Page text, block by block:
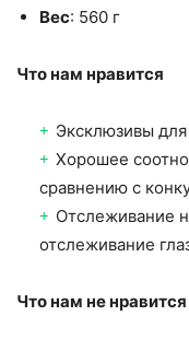
Вес: 560 г
Что нам нравится
Эксклюзивы
Хорошее
сравнению с
Отслеживание
отслеживание
Что нам не нравится